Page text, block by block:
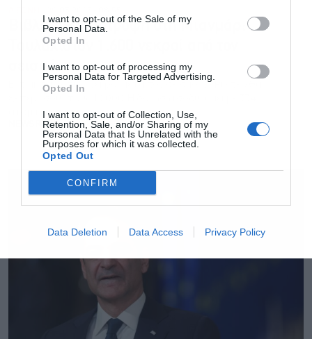
I want to opt-out of the Sale of my
Personal Data.
Opted In
I want to opt-out of processing my
Personal Data for Targeted Advertising.
Opted In
I want to opt-out of Collection, Use,
Retention, Sale, and/or Sharing of my
Personal Data that Is Unrelated with the
Purposes for which it was collected.
Opted Out
CONFIRM
Data Deletion Data Access Privacy Policy
Βιβλική καταστροφή στη Μιανμάρ:
Τουλάχιστον 1.600 νεκροί από τον
σεισμό
Εκτιμήσεις ότι οι νεκροί μετά τον σεισμό 7,7 Ρίχτερ θα
ξεπεράσουν τους 10.000. Η δόνηση ισοδυναμεί με 334
ατομικές βόμβες
NEWSROOM